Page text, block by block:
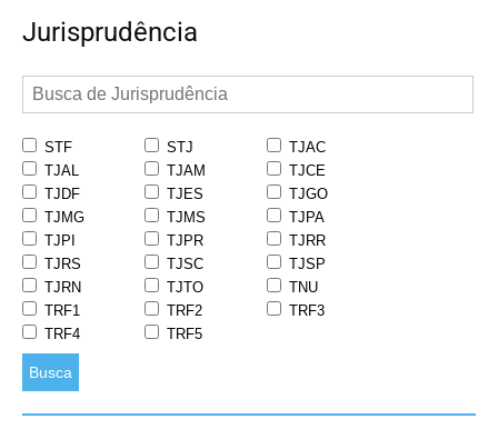
Jurisprudência
STF STJ
TJAC
TJAL
TJAM
TJCE
TJDF
TJES
TJGO
TJMG
TJMS
TJPA
TJPI
TJPR
TJRR
TJRS
TJSC
TJSP
TJRN
TJTO
TNU
TRF1
TRF2
TRF3
TRF4
TRF5
Busca